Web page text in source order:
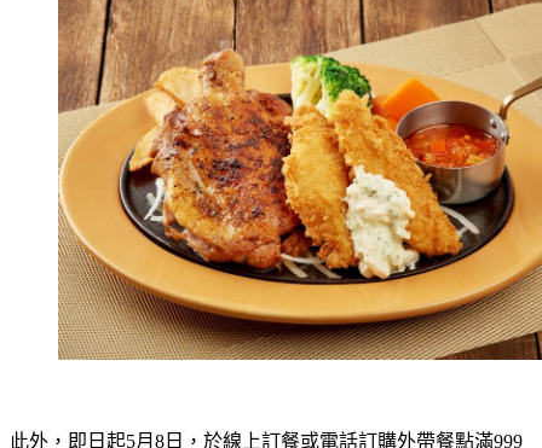
此外，即日起5月8日，於線上訂餐或電話訂購外帶餐點滿999